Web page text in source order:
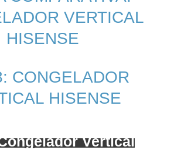
VERTICAL
HISENSE
CONGELADOR
HISENSE
Vertical